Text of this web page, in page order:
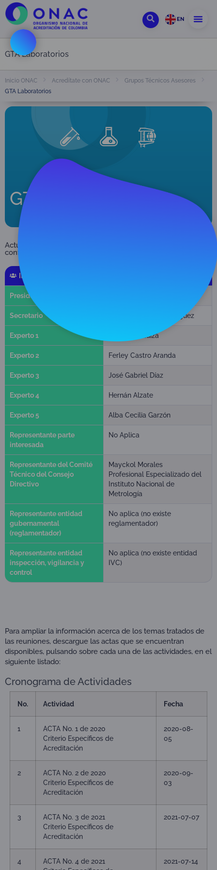
EN
GTA Laboratorios
Inicio ONAC Acredítate con ONAC
Grupos Técnicos Asesores
GTA Laboratorios
GTA Laboratorios
Actualmente este Grupo Técnico Asesor se encuentra
conformado de la siguiente manera:
INTEGRANTES GTA LABORATORIOS
Presidente
Secretario Andrés Montaño Rodríguez
Experto 1 Belsy Tibaduiza
Experto 2 Ferley Castro Aranda
Experto 3 José Gabriel Díaz
Experto 4 Hernán Alzate
Experto 5 Alba Cecilia Garzón
Representante parte
interesada
No Aplica
Representante del Comité
Técnico del Consejo
Directivo
Mayckol Morales
Profesional Especializado del
Instituto Nacional de
Metrología
Representante entidad
gubernamental
(reglamentador)
No aplica (no existe
reglamentador)
Representante entidad
inspección, vigilancia y
control
No aplica (no existe entidad
IVC)
Para ampliar la información acerca de los temas tratados de
las reuniones, descargue las actas que se encuentran
disponibles, pulsando sobre cada una de las actividades, en el
siguiente listado:
Cronograma de Actividades
No. Actividad Fecha
1
ACTA No. 1 de 2020
Criterio Específicos de
Acreditación
2020-08-
05
2
ACTA No. 2 de 2020
Criterio Específicos de
Acreditación
2020-09-
03
3
ACTA No. 3 de 2021
Criterio Específicos de
Acreditación
2021-07-07
4
ACTA No. 4 de 2021
2021-07-14